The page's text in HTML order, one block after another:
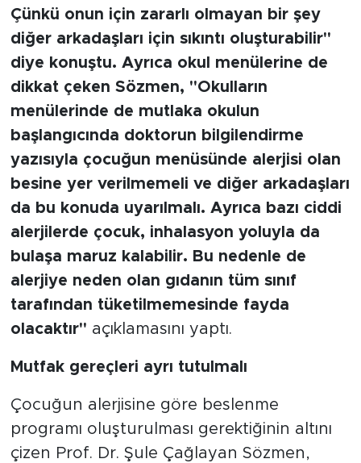
Çünkü onun için zararlı olmayan bir şey
diğer arkadaşları için sıkıntı oluşturabilir"
diye konuştu. Ayrıca okul menülerine de
dikkat çeken Sözmen, "Okulların
menülerinde de mutlaka okulun
başlangıcında doktorun bilgilendirme
yazısıyla çocuğun menüsünde alerjisi olan
besine yer verilmemeli ve diğer arkadaşları
da bu konuda uyarılmalı. Ayrıca bazı ciddi
alerjilerde çocuk, inhalasyon yoluyla da
bulaşa maruz kalabilir. Bu nedenle de
alerjiye neden olan gıdanın tüm sınıf
tarafından tüketilmemesinde fayda
olacaktır" açıklamasını yaptı.
Mutfak gereçleri ayrı tutulmalı
Çocuğun alerjisine göre beslenme
programı oluşturulması gerektiğinin altını
çizen Prof. Dr. Şule Çağlayan Sözmen,